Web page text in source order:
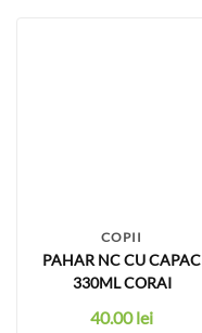
COPII
PAHAR NC CU CAPAC
330ML CORAI
40.00lei